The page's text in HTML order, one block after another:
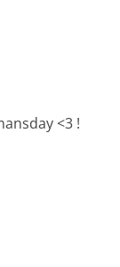
<3 !